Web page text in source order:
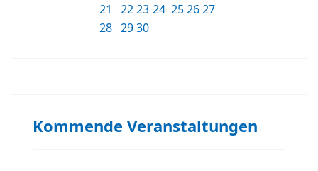
21
2223 24 252627
28 2930
Kommende Veranstaltungen